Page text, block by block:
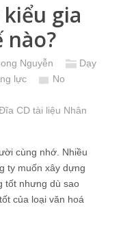
gia
nào?
Nguyễn
Dạy
lực
No
CD tài liệu Nhân
cùng nhớ. Nhiều
ty muốn xây dựng
tốt nhưng dù sao
của loại văn hoá